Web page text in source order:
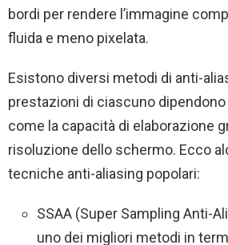
bordi per rendere l’immagine
fluida e meno pixelata.
Esistono diversi metodi di anti-
prestazioni di ciascuno
come la capacità di elaborazione
risoluzione dello schermo. Ecco
tecniche anti-aliasing popolari:
SSAA (Super Sampling Anti-
uno dei migliori metodi in